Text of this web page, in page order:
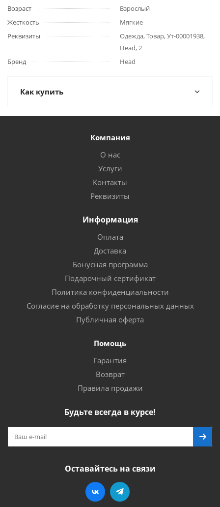
Возраст
Взрослый
Жесткость
Мягкие
Реквизиты
Одежда, Товар, Ут-00001938,
Head, 2
Бренд
Head
Как купить
Компания
О нас
Услуги
Контакты
Реквизиты
Информация
Оплата
Доставка
Бонусная программа
Подарочный сертификат
Политика конфиденциальности
Согласие на обработку персональных данных
Публичная оферта
Помощь
Гарантия
Возврат
Правила продажи
Будьте всегда в курсе!
Оставайтесь на связи